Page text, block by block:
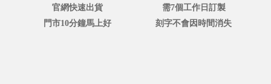
官網快速出貨
門市10分鐘馬上好
需7個工作日訂製
刻字不會因時間消失